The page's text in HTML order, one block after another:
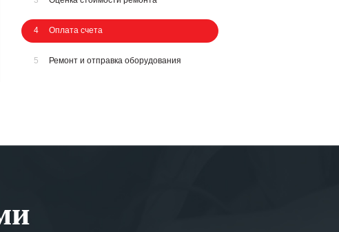
4 Оплата счета
5 Ремонт и отправка оборудования